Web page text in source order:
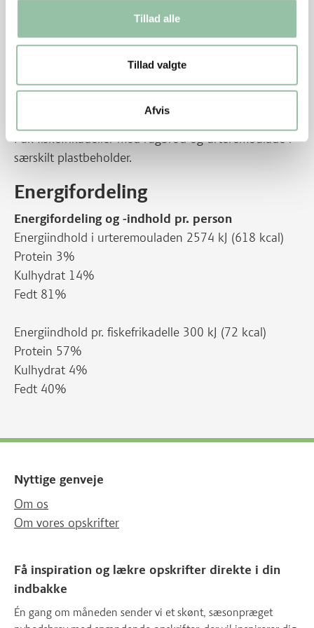
Tillad alle
Tillad valgte
Afvis
Steg ca. 8 min. på hver side ved middelvarme.
Det hele røres sammen og smages til med krydderier.
Pak fiskefrikadeller med rugbrød og urteremoulade i
særskilt plastbeholder.
Energifordeling
Energifordeling og -indhold pr. person
Energiindhold i urteremouladen 2574 kJ (618 kcal)
Protein 3%
Kulhydrat 14%
Fedt 81%
Energiindhold pr. fiskefrikadelle 300 kJ (72 kcal)
Protein 57%
Kulhydrat 4%
Fedt 40%
Nyttige genveje
Om os
Om vores opskrifter
Få inspiration og lækre opskrifter direkte i din
indbakke
Én gang om måneden sender vi et skønt, sæsonpræget